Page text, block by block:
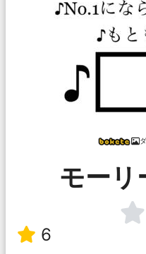
モーリ
6